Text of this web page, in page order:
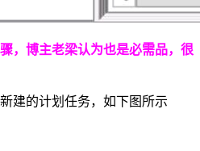
，博主老梁认为也是必需品，很
建的计划任务，如下图所示